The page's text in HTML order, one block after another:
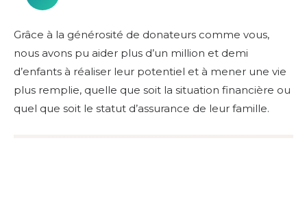
Grâce à la générosité de donateurs comme vous,
nous avons pu aider plus d’un million et demi
d’enfants à réaliser leur potentiel et à mener une vie
plus remplie, quelle que soit la situation financière ou
quel que soit le statut d’assurance de leur famille.